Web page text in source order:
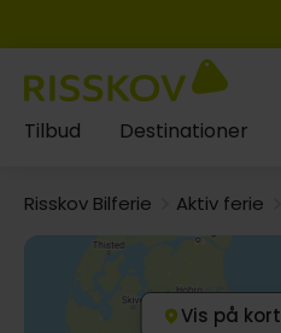
Tilbud Destinationer
Risskov Bilferie Aktiv ferie
Vis på kort